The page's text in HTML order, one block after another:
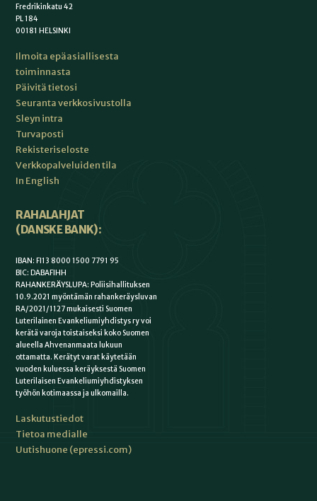
Fredrikinkatu 42
PL 184
00181 HELSINKI
Ilmoita epäasiallisesta
toiminnasta
Päivitä tietosi
Seuranta verkkosivustolla
Sleyn intra
Turvaposti
Rekisteriseloste
Verkkopalveluiden tila
In English
RAHALAHJAT
(DANSKE BANK):
IBAN: FI13 8000 1500 7791 95
BIC: DABAFIHH
RAHANKERÄYSLUPA: Poliisihallituksen
10.9.2021 myöntämän rahankeräysluvan
RA/2021/1127 mukaisesti Suomen
Luterilainen Evankeliumiyhdistys ry voi
kerätä varoja toistaiseksi koko Suomen
alueella Ahvenanmaata lukuun
ottamatta. Kerätyt varat käytetään
vuoden kuluessa keräyksestä Suomen
Luterilaisen Evankeliumiyhdistyksen
työhön kotimaassa ja ulkomailla.
Laskutustiedot
Tietoa medialle
Uutishuone (epressi.com)